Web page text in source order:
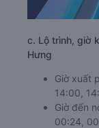
c. Lộ trình, giờ
Hưng
Giờ xuất
14:00,
Giờ đến
00:24,